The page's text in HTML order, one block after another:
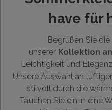
have für
Begrüßen Sie
unserer Kollektion
Leichtigkeit und
Unsere Auswahl an
stilvoll durch die
Tauchen Sie ein in eine